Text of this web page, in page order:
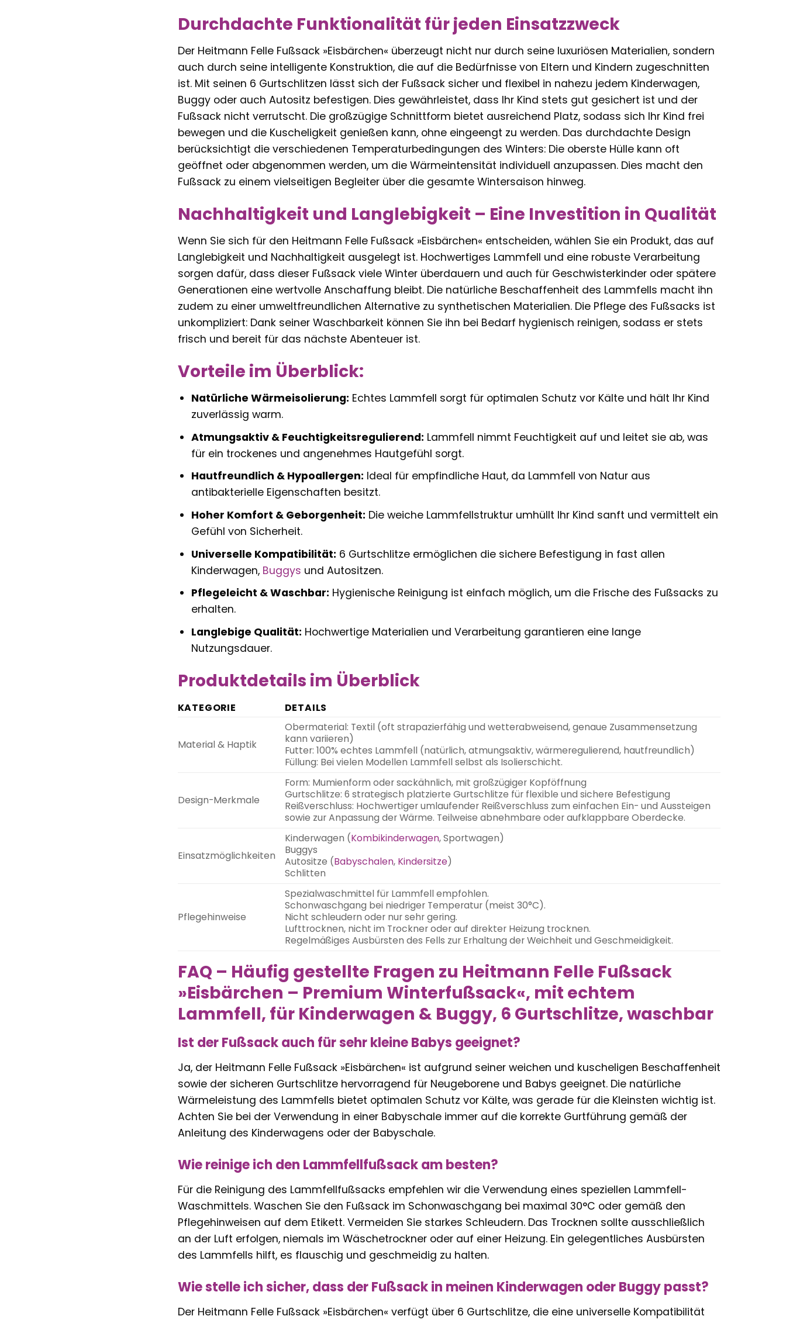
Durchdachte Funktionalität für jeden Einsatzzweck
Der Heitmann Felle Fußsack »Eisbärchen« überzeugt nicht nur durch seine luxuriösen Materialien, sondern
auch durch seine intelligente Konstruktion, die auf die Bedürfnisse von Eltern und Kindern zugeschnitten
ist. Mit seinen 6 Gurtschlitzen lässt sich der Fußsack sicher und flexibel in nahezu jedem Kinderwagen,
Buggy oder auch Autositz befestigen. Dies gewährleistet, dass Ihr Kind stets gut gesichert ist und der
Fußsack nicht verrutscht. Die großzügige Schnittform bietet ausreichend Platz, sodass sich Ihr Kind frei
bewegen und die Kuscheligkeit genießen kann, ohne eingeengt zu werden. Das durchdachte Design
berücksichtigt die verschiedenen Temperaturbedingungen des Winters: Die oberste Hülle kann oft
geöffnet oder abgenommen werden, um die Wärmeintensität individuell anzupassen. Dies macht den
Fußsack zu einem vielseitigen Begleiter über die gesamte Wintersaison hinweg.
Nachhaltigkeit und Langlebigkeit – Eine Investition in Qualität
Wenn Sie sich für den Heitmann Felle Fußsack »Eisbärchen« entscheiden, wählen Sie ein Produkt, das auf
Langlebigkeit und Nachhaltigkeit ausgelegt ist. Hochwertiges Lammfell und eine robuste Verarbeitung
sorgen dafür, dass dieser Fußsack viele Winter überdauern und auch für Geschwisterkinder oder spätere
Generationen eine wertvolle Anschaffung bleibt. Die natürliche Beschaffenheit des Lammfells macht ihn
zudem zu einer umweltfreundlichen Alternative zu synthetischen Materialien. Die Pflege des Fußsacks ist
unkompliziert: Dank seiner Waschbarkeit können Sie ihn bei Bedarf hygienisch reinigen, sodass er stets
frisch und bereit für das nächste Abenteuer ist.
Vorteile im Überblick:
Natürliche Wärmeisolierung: Echtes Lammfell sorgt für optimalen Schutz vor Kälte und hält Ihr Kind
zuverlässig warm.
Atmungsaktiv & Feuchtigkeitsregulierend: Lammfell nimmt Feuchtigkeit auf und leitet sie ab, was
für ein trockenes und angenehmes Hautgefühl sorgt.
Hautfreundlich & Hypoallergen: Ideal für empfindliche Haut, da Lammfell von Natur aus
antibakterielle Eigenschaften besitzt.
Hoher Komfort & Geborgenheit: Die weiche Lammfellstruktur umhüllt Ihr Kind sanft und vermittelt ein
Gefühl von Sicherheit.
Universelle Kompatibilität: 6 Gurtschlitze ermöglichen die sichere Befestigung in fast allen
Kinderwagen, Buggys und Autositzen.
Pflegeleicht & Waschbar: Hygienische Reinigung ist einfach möglich, um die Frische des Fußsacks zu
erhalten.
Langlebige Qualität: Hochwertige Materialien und Verarbeitung garantieren eine lange
Nutzungsdauer.
Produktdetails im Überblick
KATEGORIE DETAILS
Material & Haptik
Obermaterial: Textil (oft strapazierfähig und wetterabweisend, genaue Zusammensetzung
kann variieren)
Futter: 100% echtes Lammfell (natürlich, atmungsaktiv, wärmeregulierend, hautfreundlich)
Füllung: Bei vielen Modellen Lammfell selbst als Isolierschicht.
Design-Merkmale
Form: Mumienform oder sackähnlich, mit großzügiger Kopföffnung
Gurtschlitze: 6 strategisch platzierte Gurtschlitze für flexible und sichere Befestigung
Reißverschluss: Hochwertiger umlaufender Reißverschluss zum einfachen Ein- und Aussteigen
sowie zur Anpassung der Wärme. Teilweise abnehmbare oder aufklappbare Oberdecke.
Einsatzmöglichkeiten
Kinderwagen (Kombikinderwagen, Sportwagen)
Buggys
Autositze (Babyschalen, Kindersitze)
Schlitten
Pflegehinweise
Spezialwaschmittel für Lammfell empfohlen.
Schonwaschgang bei niedriger Temperatur (meist 30°C).
Nicht schleudern oder nur sehr gering.
Lufttrocknen, nicht im Trockner oder auf direkter Heizung trocknen.
Regelmäßiges Ausbürsten des Fells zur Erhaltung der Weichheit und Geschmeidigkeit.
FAQ – Häufig gestellte Fragen zu Heitmann Felle Fußsack
»Eisbärchen – Premium Winterfußsack«, mit echtem
Lammfell, für Kinderwagen & Buggy, 6 Gurtschlitze, waschbar
Ist der Fußsack auch für sehr kleine Babys geeignet?
Ja, der Heitmann Felle Fußsack »Eisbärchen« ist aufgrund seiner weichen und kuscheligen Beschaffenheit
sowie der sicheren Gurtschlitze hervorragend für Neugeborene und Babys geeignet. Die natürliche
Wärmeleistung des Lammfells bietet optimalen Schutz vor Kälte, was gerade für die Kleinsten wichtig ist.
Achten Sie bei der Verwendung in einer Babyschale immer auf die korrekte Gurtführung gemäß der
Anleitung des Kinderwagens oder der Babyschale.
Wie reinige ich den Lammfellfußsack am besten?
Für die Reinigung des Lammfellfußsacks empfehlen wir die Verwendung eines speziellen Lammfell-
Waschmittels. Waschen Sie den Fußsack im Schonwaschgang bei maximal 30°C oder gemäß den
Pflegehinweisen auf dem Etikett. Vermeiden Sie starkes Schleudern. Das Trocknen sollte ausschließlich
an der Luft erfolgen, niemals im Wäschetrockner oder auf einer Heizung. Ein gelegentliches Ausbürsten
des Lammfells hilft, es flauschig und geschmeidig zu halten.
Wie stelle ich sicher, dass der Fußsack in meinen Kinderwagen oder Buggy passt?
Der Heitmann Felle Fußsack »Eisbärchen« verfügt über 6 Gurtschlitze, die eine universelle Kompatibilität